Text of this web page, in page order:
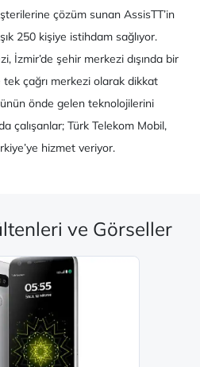
çözüm sunan AssisTT’in
250 kişiye istihdam sağlıyor.
İzmir’de şehir merkezi dışında bir
çağrı merkezi olarak dikkat
önde gelen teknolojilerini
çalışanlar; Türk Telekom Mobil,
hizmet veriyor.​​​
ve Görseller